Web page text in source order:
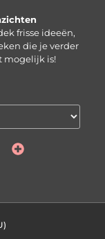
frisse ideeën,
die je verder
mogelijk is!